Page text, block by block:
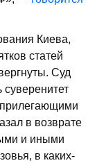
Киева,
статей
Суд
суверенитет
в возврате
и иными
в каких-